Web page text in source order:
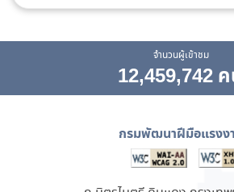
จำนวนผู้เข้าชม
12,459,742
กรมพัฒนาฝีมือแรงง